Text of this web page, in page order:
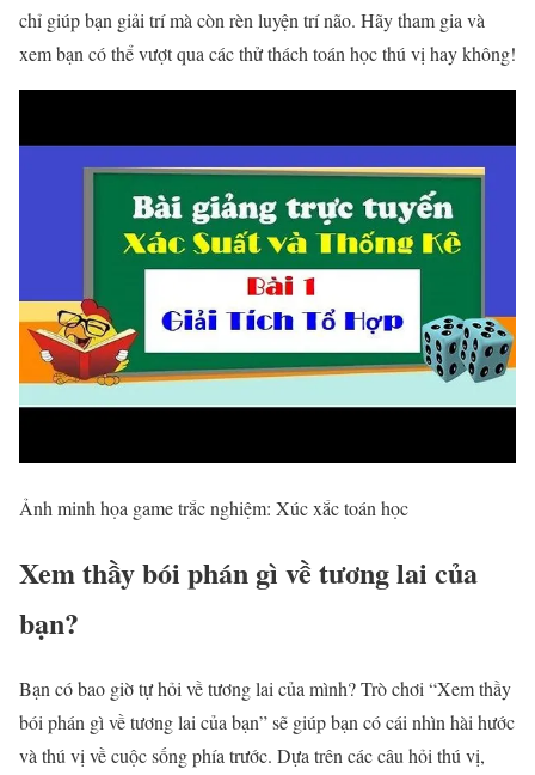
chỉ giúp bạn giải trí mà còn rèn luyện trí não. Hãy tham gia và
xem bạn có thể vượt qua các thử thách toán học thú vị hay không!
Ảnh minh họa game trắc nghiệm: Xúc xắc toán học
Xem thầy bói phán gì về tương lai của
bạn?
Bạn có bao giờ tự hỏi về tương lai của mình? Trò chơi “Xem thầy
bói phán gì về tương lai của bạn” sẽ giúp bạn có cái nhìn hài hước
và thú vị về cuộc sống phía trước. Dựa trên các câu hỏi thú vị,